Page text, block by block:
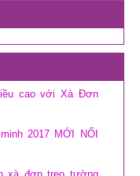
cao với Xà Đơn
2017 MỚI NỔI